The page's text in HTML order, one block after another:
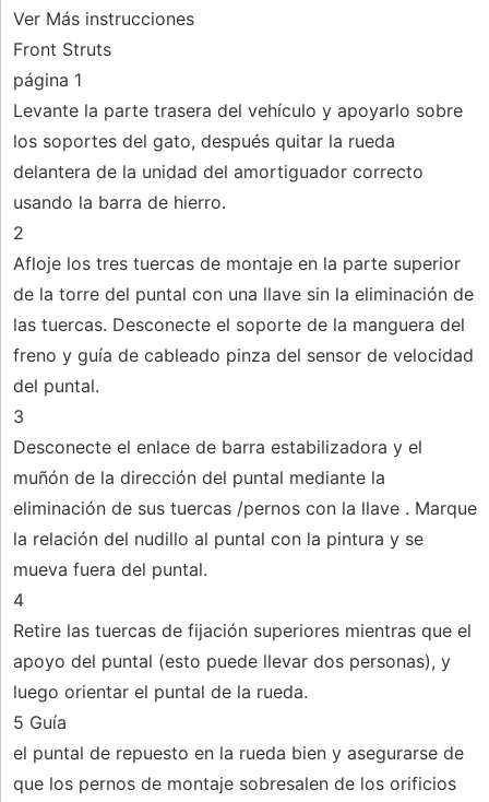
Ver Más instrucciones
Front Struts
página 1
Levante la parte trasera del vehículo y apoyarlo sobre
los soportes del gato, después quitar la rueda
delantera de la unidad del amortiguador correcto
usando la barra de hierro.
2
Afloje los tres tuercas de montaje en la parte superior
de la torre del puntal con una llave sin la eliminación de
las tuercas. Desconecte el soporte de la manguera del
freno y guía de cableado pinza del sensor de velocidad
del puntal.
3
Desconecte el enlace de barra estabilizadora y el
muñón de la dirección del puntal mediante la
eliminación de sus tuercas /pernos con la llave . Marque
la relación del nudillo al puntal con la pintura y se
mueva fuera del puntal.
4
Retire las tuercas de fijación superiores mientras que el
apoyo del puntal (esto puede llevar dos personas), y
luego orientar el puntal de la rueda.
5 Guía
el puntal de repuesto en la rueda bien y asegurarse de
que los pernos de montaje sobresalen de los orificios